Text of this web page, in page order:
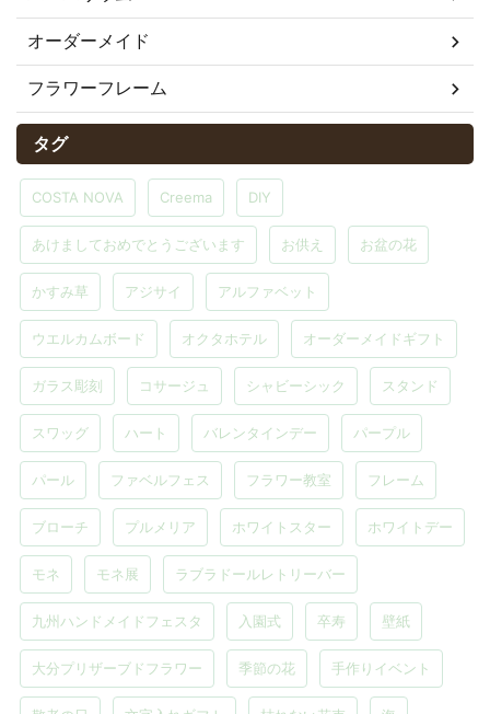
オーダーメイド
フラワーフレーム
タグ
COSTA NOVA Creema DIY
あけましておめでとうございます お供え お盆の花
かすみ草 アジサイ アルファベット
ウエルカムボード オクタホテル オーダーメイドギフト
ガラス彫刻 コサージュ シャビーシック スタンド
スワッグ ハート バレンタインデー パープル
パール ファベルフェス フラワー教室 フレーム
ブローチ プルメリア ホワイトスター ホワイトデー
モネ モネ展 ラブラドールレトリーバー
九州ハンドメイドフェスタ 入園式 卒寿 壁紙
大分プリザーブドフラワー 季節の花 手作りイベント